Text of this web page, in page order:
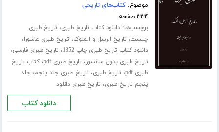
موضوع:کتاب‌های تاریخی
۳۳۴ صفحه
برچسب‌ها:دانلود کتاب تاریخ طبری، تاریخ طبری
چیست، تاریخ الرسل و الملوک، تاریخ طبری عاشورا،
دانلود کتاب تاریخ طبری چاپ 1352 ، تاریخ طبری فارسی،
تاریخ طبری بدون سانسور، تاریخ طبری pdf ،کتاب تاریخ
طبری pdf
، تاریخ طبری، تاریخ طبری جلد پنجم، جلد
پنجم تاریخ طبری، تاریخ طبری دانلود
دانلود کتاب